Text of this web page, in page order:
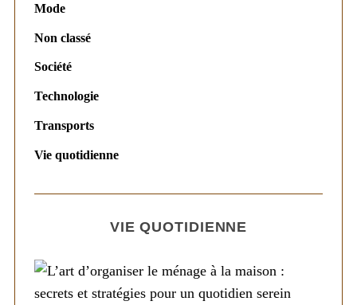
Mode
Non classé
Société
Technologie
Transports
Vie quotidienne
VIE QUOTIDIENNE